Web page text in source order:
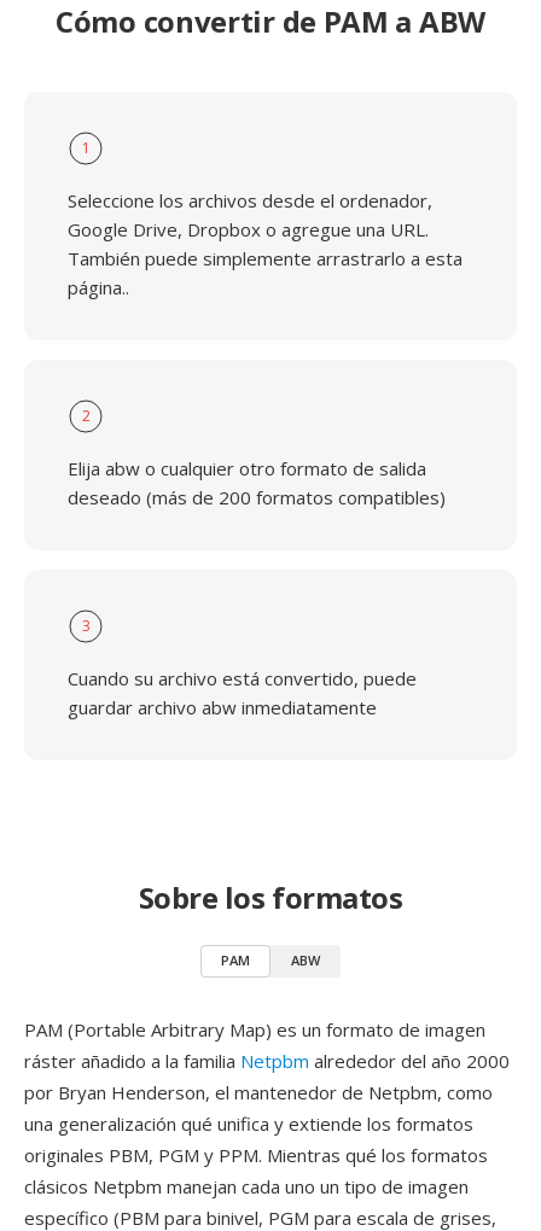
Cómo convertir de PAM a ABW
1
Seleccione los archivos desde el ordenador,
Google Drive, Dropbox o agregue una URL.
También puede simplemente arrastrarlo a esta
página..
2
Elija abw o cualquier otro formato de salida
deseado (más de 200 formatos compatibles)
3
Cuando su archivo está convertido, puede
guardar archivo abw inmediatamente
Sobre los formatos
PAM ABW
PAM (Portable Arbitrary Map) es un formato de imagen
ráster añadido a la familia Netpbm alrededor del año 2000
por Bryan Henderson, el mantenedor de Netpbm, como
una generalización qué unifica y extiende los formatos
originales PBM, PGM y PPM. Mientras qué los formatos
clásicos Netpbm manejan cada uno un tipo de imagen
específico (PBM para binivel, PGM para escala de grises,